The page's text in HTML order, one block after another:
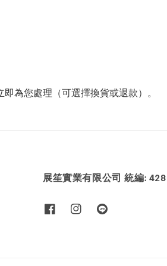
為您處理（可選擇換貨或退款）。
展笙實業有限公司 統編: